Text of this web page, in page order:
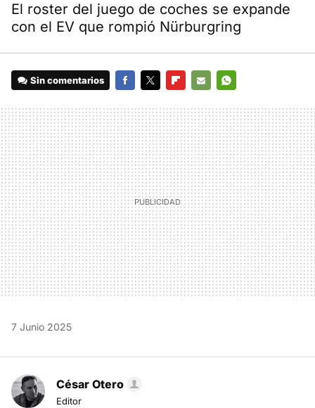
El roster del juego de coches se expande
con el EV que rompió Nürburgring
Sin comentarios
MAIL
7 Junio 2025
César Otero
Editor